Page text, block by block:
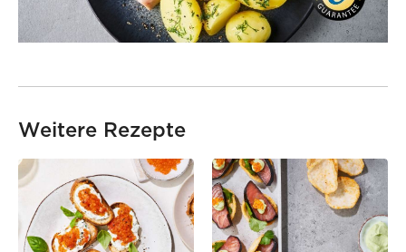
Weitere Rezepte